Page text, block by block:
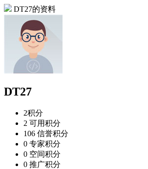
DT27的资料
DT27
2积分
2 可用积分
106 信誉积分
0 专家积分
0 空间积分
0 推广积分